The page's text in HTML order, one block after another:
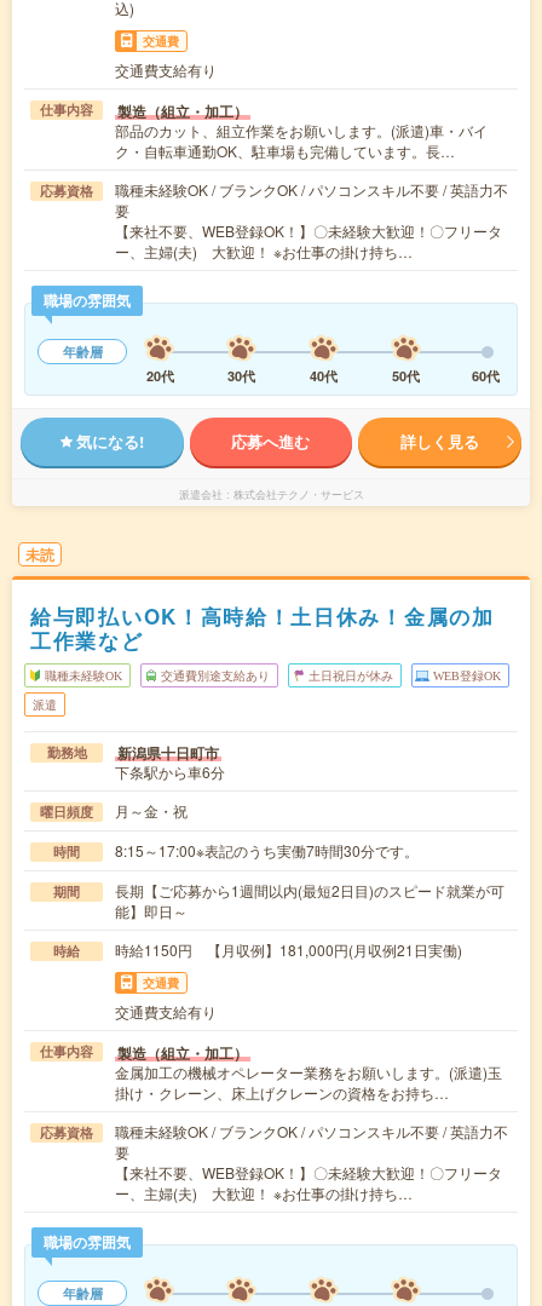
込)
交通費
交通費支給有り
仕事内容 製造（組立・加工）
部品のカット、組立作業をお願いします。(派遣)車・バイ
ク・自転車通勤OK、駐車場も完備しています。長…
応募資格
職種未経験OK / ブランクOK / パソコンスキル不要 / 英語力不
要
【来社不要、WEB登録OK！】〇未経験大歓迎！〇フリータ
ー、主婦(夫) 大歓迎！ ※お仕事の掛け持ち…
職場の雰囲気
年齢層
20代
30代 40代 50代 60代
気になる! 応募へ進む 詳しく見る
派遣会社 株式会社テクノ・サービス
未読
給与即払いOK！高時給！土日休み！金属の加
工作業など
職種未経験OK 交通費別途支給あり 土日祝日が休み WEB登録OK
派遣
勤務地 新潟県十日町市
下条駅から車6分
曜日頻度 月～金・祝
時間 8:15～17:00※表記のうち実働7時間30分です。
期間
長期【ご応募から1週間以内(最短2日目)のスピード就業が可
能】即日～
時給 時給1150円 【月収例】181,000円(月収例21日実働)
交通費
交通費支給有り
仕事内容 製造（組立・加工）
金属加工の機械オペレーター業務をお願いします。(派遣)玉
掛け・クレーン、床上げクレーンの資格をお持ち…
応募資格
職種未経験OK / ブランクOK / パソコンスキル不要 / 英語力不
要
【来社不要、WEB登録OK！】〇未経験大歓迎！〇フリータ
ー、主婦(夫) 大歓迎！ ※お仕事の掛け持ち…
職場の雰囲気
年齢層